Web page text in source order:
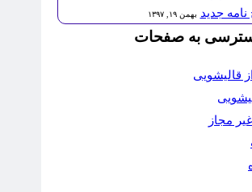
نامه جدید بهمن ۱۹, ۱۳۹۷
به صفحات
قالیشویی
مجاز